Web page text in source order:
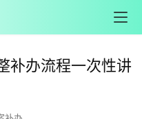
补办流程一次性讲